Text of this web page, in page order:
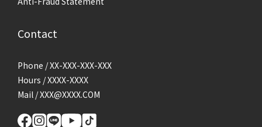
Contact
Phone / XX-XXX-XXX-XXX
Hours / XXXX-XXXX
Mail / XXX@XXXX.COM